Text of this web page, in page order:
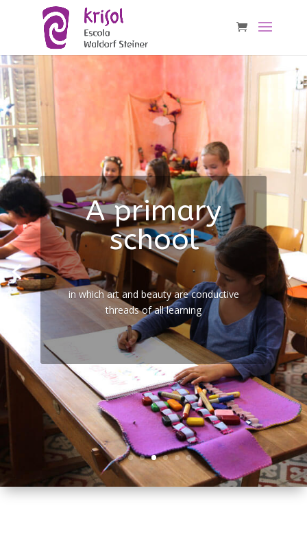
A primary
school
in which art and beauty are conductive
threads of all learning
where the rhythm, the natural elements
and the individual accompaniment of
children are present.